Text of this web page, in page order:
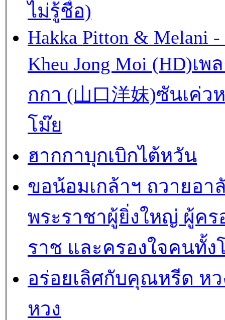
ไม่รู้ชื่อ)
Hakka Pitton & Melani -
Kheu Jong Moi (HD)เพ
กกา (山口洋妺)ซันเค่ว
โม๊ย
ฮากกาบุกเบิกไต้หวัน
ขอน้อมเกล้าฯ ถวายอา
พระราชาผู้ยิ่งใหญ่ ผู้คร
ราช และครองใจคนทั้ง
อร่อยเลิศกับคุณหรีด หว
หวง